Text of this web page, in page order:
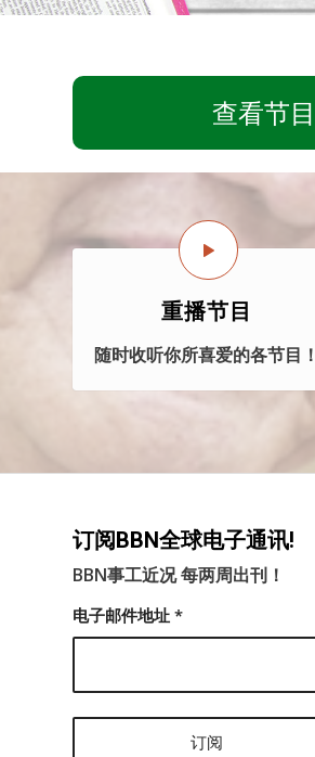
查看节目
重播节目
随时收听你所喜爱的各节目！
订阅BBN全球电子通讯!
BBN事工近况 每两周出刊！
电子邮件地址 *